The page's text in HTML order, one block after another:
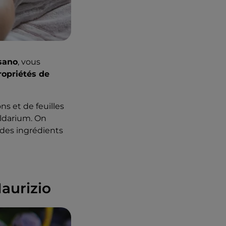
, vous
de
et de feuilles
On
ingrédients